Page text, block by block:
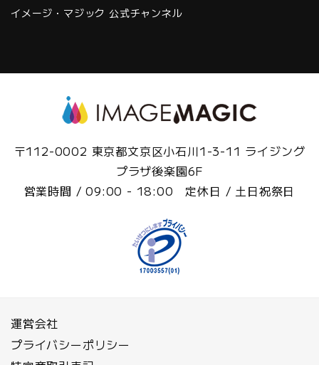
イメージ・マジック 公式チャンネル
〒112-0002 東京都文京区小石川1-3-11 ライジング
プラザ後楽園6F
営業時間 / 09:00 - 18:00 定休日 / 土日祝祭日
運営会社
プライバシーポリシー